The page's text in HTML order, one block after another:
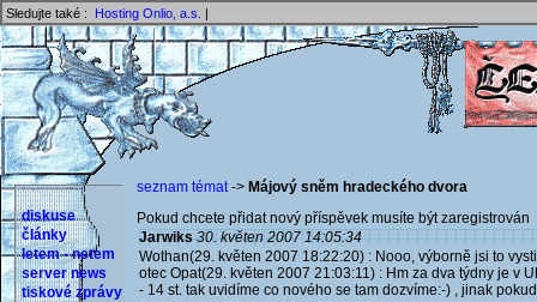
Sledujte také : Hosting Onlio, a.s. |
diskuse
články
letem - netem
server news
tiskové zprávy
seznam témat-> Májový sněm hradeckého dvora
Pokud chcete přidat nový příspěvek musíte být
Jarwiks 30. květen 2007 14:05:34
Wothan(29. květen 2007 18:22:20) : Nooo, výborně jsi to
otec Opat(29. květen 2007 21:03:11) : Hm za dva týdny je v
- 14 st. tak uvidíme co nového se tam dozvíme:-) , jinak